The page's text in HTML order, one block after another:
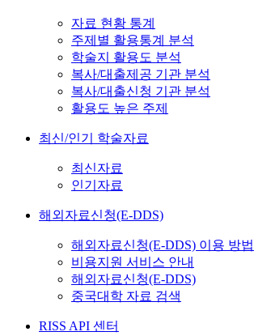
자료 현황 통계
주제별 활용통계 분석
학술지 활용도 분석
복사/대출제공 기관 분석
복사/대출신청 기관 분석
활용도 높은 주제
최신/인기 학술자료
최신자료
인기자료
해외자료신청(E-DDS)
해외자료신청(E-DDS) 이용 방법
비용지원 서비스 안내
해외자료신청(E-DDS)
중국대학 자료 검색
RISS API 센터